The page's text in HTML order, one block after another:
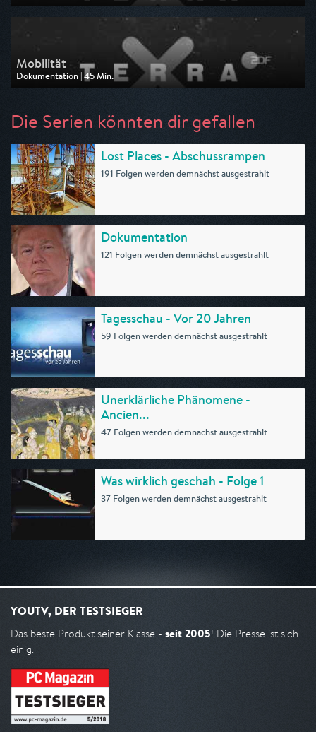
Ausgestrahlt von ZDF neo
am 10.01.2026, 14:10
Mobilität
Dokumentation | 45 Min.
Ausgestrahlt von ZDF neo
Die Serien könnten dir gefallen
Lost Places - Abschussrampen
191 Folgen werden demnächst ausgestrahlt
Dokumentation
121 Folgen werden demnächst ausgestrahlt
Tagesschau - Vor 20 Jahren
59 Folgen werden demnächst ausgestrahlt
Unerklärliche Phänomene -
Ancien...
47 Folgen werden demnächst ausgestrahlt
Was wirklich geschah - Folge 1
37 Folgen werden demnächst ausgestrahlt
YOUTV, DER TESTSIEGER
Das beste Produkt seiner Klasse - seit 2005! Die Presse ist sich
einig.